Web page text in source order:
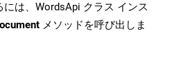
には、WordsApi クラス インス
メソッドを呼び出しま